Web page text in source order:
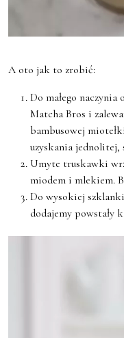
A oto jak to zrobić:
Do małego
Matcha Bros i
bambusowej
uzyskania
Umyte truskawki
miodem i mlekiem.
Do wysokiej
dodajemy powstały